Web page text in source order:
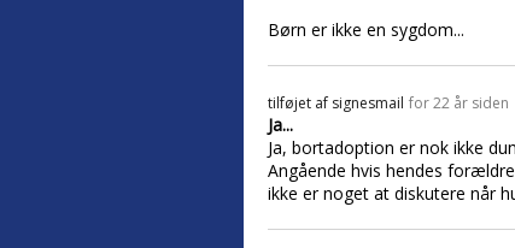
Børn er ikke en sygdom...
tilføjet af signesmail for 22 år siden
Ja...
Ja, bortadoption er nok ikke
Angående hvis hendes
ikke er noget at diskutere når